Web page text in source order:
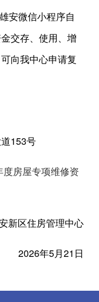
安微信小程序自
交存、使用、增
向我中心申请复
153号
房屋专项维修资
新区住房管理中心
2026年5月21日